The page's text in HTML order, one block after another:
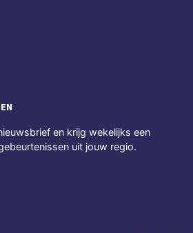
en krijg wekelijks een
uit jouw regio.